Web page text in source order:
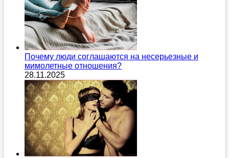
Почему люди соглашаются на несерьезные и
мимолетные отношения?
28.11.2025